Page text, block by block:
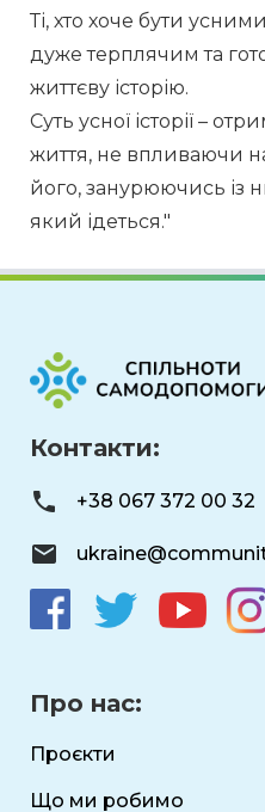
Ті, хто хоче бути
дуже терплячим та
життєву історію.
Суть усної історії –
життя, не впливаючи
його, занурюючись із
який ідеться."
Контакти:
+38 067 372 00 32
Про нас:
Проєкти
Що ми робимо